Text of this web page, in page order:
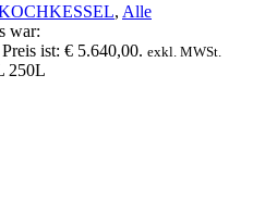
, Alle
war:
ist: € 5.640,00. exkl. MWSt.
250L